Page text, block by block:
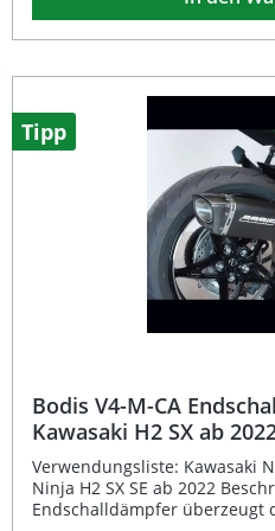
mm sorgen für eine kraftvolle
während der originale
Austausch gegen den
steigert gleichzeitig sowohl
Leistung Ihres Motorrads.
Auspuff für den Straßenverkehr
Doppel-Endtopf aus schwarzem
Typgenehmigt mit E-
Inklusive herausnehmbarem DB-Eater
Drehmoment und Leistung Einfache Montage durch
Austausch gegen den Originalauspuff
GPX 2 Endschalldämpfer schwarz
Tipp
Bodis V4-M-CA
Kawasaki H2 SX ab
Verwendungsliste: Kawasaki
Ninja H2 SX SE ab 2022
Endschalldämpfer überzeugt